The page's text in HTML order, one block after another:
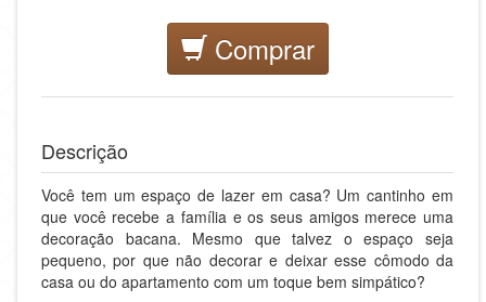
Comprar
Descrição
Você tem um espaço de lazer em casa? Um cantinho em
que você recebe a família e os seus amigos merece uma
decoração bacana. Mesmo que talvez o espaço seja
pequeno, por que não decorar e deixar esse cômodo da
casa ou do apartamento com um toque bem simpático?